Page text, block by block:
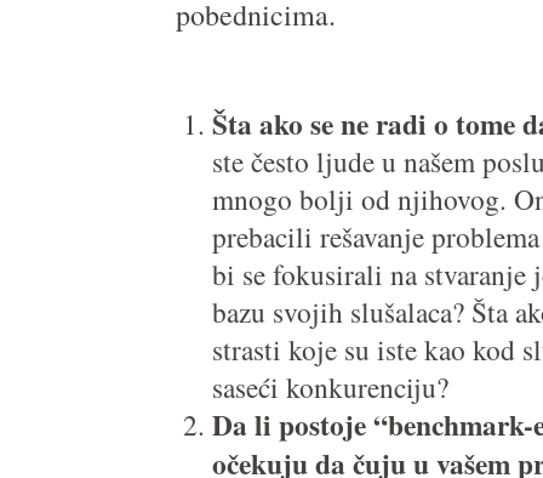
pobednicima.
Šta ako se ne radi o tome
ste često ljude u našem
mnogo bolji od njihovog.
prebacili rešavanje
bi se fokusirali na stvaranje
bazu svojih slušalaca? Šta
strasti koje su iste kao kod
saseći konkurenciju?
Da li postoje
očekuju da čuju u vašem